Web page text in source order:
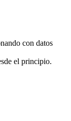
con datos
el principio.